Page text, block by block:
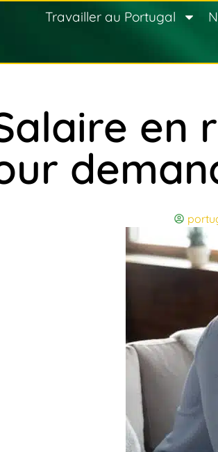
Travailler au Portugal
en